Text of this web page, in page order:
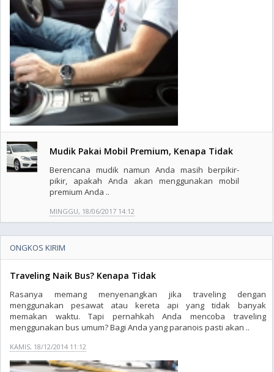
Mudik Pakai Mobil Premium, Kenapa Tidak
Berencana mudik namun Anda masih berpikir-
pikir, apakah Anda akan menggunakan mobil
premium Anda ..
MINGGU, 18/06/2017 14:12
ONGKOS KIRIM
Traveling Naik Bus? Kenapa Tidak
Rasanya memang menyenangkan jika traveling dengan
menggunakan pesawat atau kereta api yang tidak banyak
memakan waktu. Tapi pernahkah Anda mencoba traveling
menggunakan bus umum? Bagi Anda yang paranois pasti akan ..
KAMIS, 18/12/2014 11:12